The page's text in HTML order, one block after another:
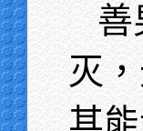
善
灭
其